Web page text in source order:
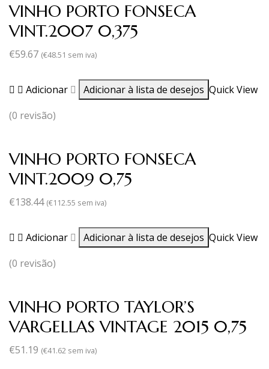
VINHO PORTO FONSECA
VINT.2007 0,375
€59.67 (€48.51 sem iva)
Adicionar Adicionar à lista de desejos Quick View
(0 revisão)
VINHO PORTO FONSECA
VINT.2009 0,75
€138.44 (€112.55 sem iva)
Adicionar Adicionar à lista de desejos Quick View
(0 revisão)
VINHO PORTO TAYLOR’S
VARGELLAS VINTAGE 2015 0,75
€51.19 (€41.62 sem iva)